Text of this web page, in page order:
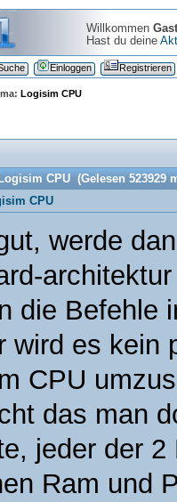
Willkommen Gast
Hast du deine
Einloggen Registrieren
Logisim CPU
CPU (Gelesen 523929
CPU
werde
die Befehle
wird es kein
CPU
das man
jeder der
Ram und